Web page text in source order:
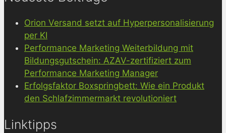
Orion Versand setzt auf Hyperpersonalisierung
per KI
Performance Marketing Weiterbildung mit
Bildungsgutschein: AZAV-zertifiziert zum
Performance Marketing Manager
Erfolgsfaktor Boxspringbett: Wie ein Produkt
den Schlafzimmermarkt revolutioniert
Linktipps